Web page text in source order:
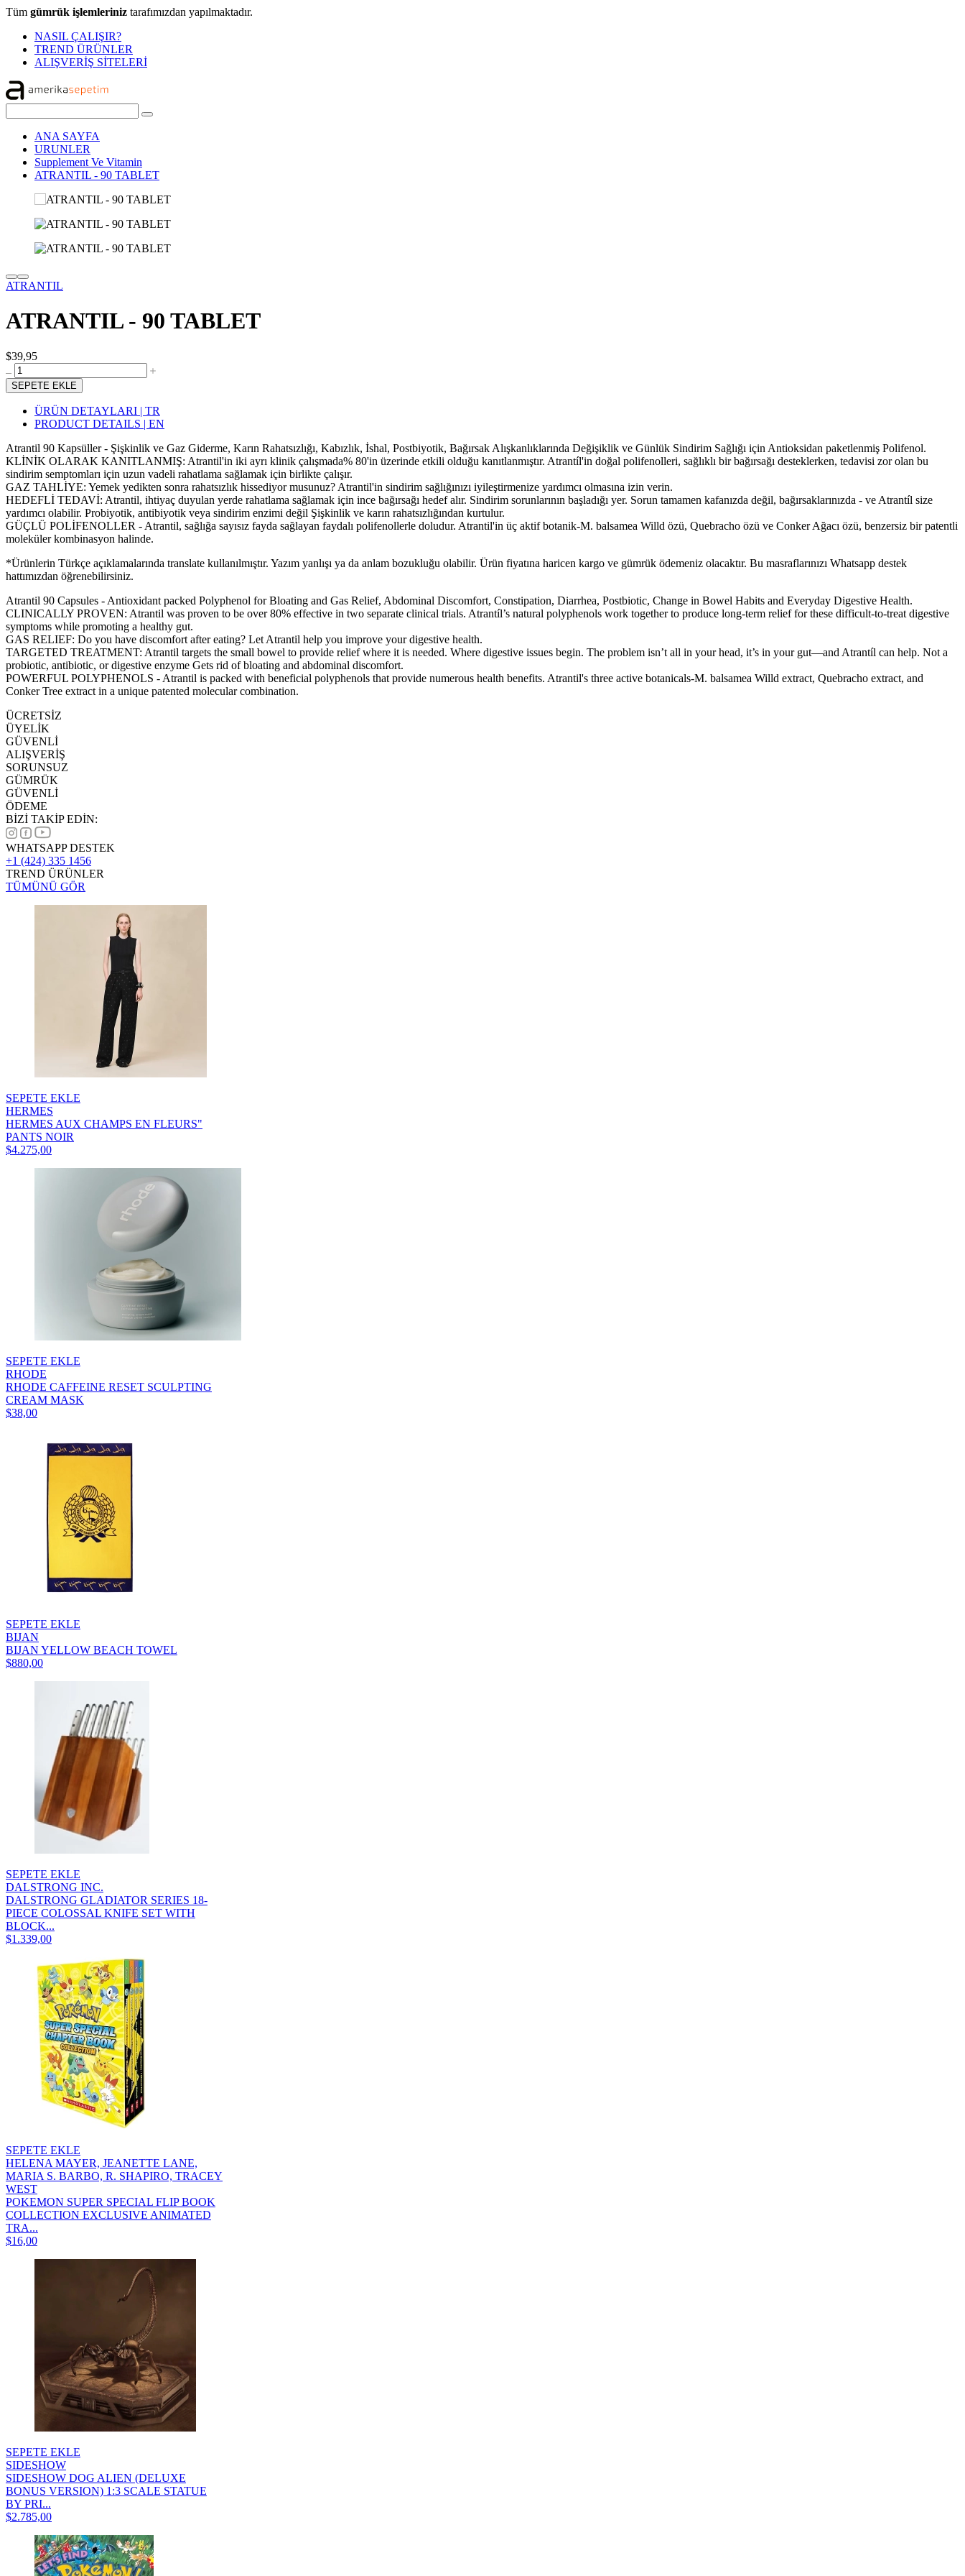
Tüm gümrük işlemleriniz tarafımızdan yapılmaktadır.
NASIL ÇALIŞIR?
TREND ÜRÜNLER
ALIŞVERİŞ SİTELERİ
ANA SAYFA
URUNLER
Supplement Ve Vitamin
ATRANTIL - 90 TABLET
ATRANTIL
ATRANTIL - 90 TABLET
$39,95
SEPETE EKLE
ÜRÜN DETAYLARI | TR
PRODUCT DETAILS | EN
Atrantil 90 Kapsüller - Şişkinlik ve Gaz Giderme, Karın Rahatsızlığı, Kabızlık, İshal, Postbiyotik, Bağırsak Alışkanlıklarında Değişiklik ve Günlük Sindirim Sağlığı için Antioksidan paketlenmiş Polifenol.
KLİNİK OLARAK KANITLANMIŞ: Atrantil'in iki ayrı klinik çalışmada% 80'in üzerinde etkili olduğu kanıtlanmıştır. Atrantíl'in doğal polifenolleri, sağlıklı bir bağırsağı desteklerken, tedavisi zor olan bu
sindirim semptomları için uzun vadeli rahatlama sağlamak için birlikte çalışır.
GAZ TAHLİYE: Yemek yedikten sonra rahatsızlık hissediyor musunuz? Atrantil'in sindirim sağlığınızı iyileştirmenize yardımcı olmasına izin verin.
HEDEFLİ TEDAVİ: Atrantil, ihtiyaç duyulan yerde rahatlama sağlamak için ince bağırsağı hedef alır. Sindirim sorunlarının başladığı yer. Sorun tamamen kafanızda değil, bağırsaklarınızda - ve Atrantíl size
yardımcı olabilir. Probiyotik, antibiyotik veya sindirim enzimi değil Şişkinlik ve karın rahatsızlığından kurtulur.
GÜÇLÜ POLİFENOLLER - Atrantil, sağlığa sayısız fayda sağlayan faydalı polifenollerle doludur. Atrantil'in üç aktif botanik-M. balsamea Willd özü, Quebracho özü ve Conker Ağacı özü, benzersiz bir patentli
moleküler kombinasyon halinde.
*Ürünlerin Türkçe açıklamalarında translate kullanılmıştır. Yazım yanlışı ya da anlam bozukluğu olabilir. Ürün fiyatına haricen kargo ve gümrük ödemeniz olacaktır. Bu masraflarınızı Whatsapp destek
hattımızdan öğrenebilirsiniz.
Atrantil 90 Capsules - Antioxidant packed Polyphenol for Bloating and Gas Relief, Abdominal Discomfort, Constipation, Diarrhea, Postbiotic, Change in Bowel Habits and Everyday Digestive Health.
CLINICALLY PROVEN: Atrantil was proven to be over 80% effective in two separate clinical trials. Atrantíl’s natural polyphenols work together to produce long-term relief for these difficult-to-treat digestive
symptoms while promoting a healthy gut.
GAS RELIEF: Do you have discomfort after eating? Let Atrantil help you improve your digestive health.
TARGETED TREATMENT: Atrantil targets the small bowel to provide relief where it is needed. Where digestive issues begin. The problem isn’t all in your head, it’s in your gut—and Atrantíl can help. Not a
probiotic, antibiotic, or digestive enzyme Gets rid of bloating and abdominal discomfort.
POWERFUL POLYPHENOLS - Atrantil is packed with beneficial polyphenols that provide numerous health benefits. Atrantil's three active botanicals-M. balsamea Willd extract, Quebracho extract, and
Conker Tree extract in a unique patented molecular combination.
ÜCRETSİZ
ÜYELİK
GÜVENLİ
ALIŞVERİŞ
SORUNSUZ
GÜMRÜK
GÜVENLİ
ÖDEME
BİZİ TAKİP EDİN:
WHATSAPP DESTEK
+1 (424) 335 1456
TREND ÜRÜNLER
TÜMÜNÜ GÖR
SEPETE EKLE
HERMES
HERMES AUX CHAMPS EN FLEURS"
PANTS NOIR
$4.275,00
SEPETE EKLE
RHODE
RHODE CAFFEINE RESET SCULPTING
CREAM MASK
$38,00
SEPETE EKLE
BIJAN
BIJAN YELLOW BEACH TOWEL
$880,00
SEPETE EKLE
DALSTRONG INC.
DALSTRONG GLADIATOR SERIES 18-
PIECE COLOSSAL KNIFE SET WITH
BLOCK...
$1.339,00
SEPETE EKLE
HELENA MAYER, JEANETTE LANE,
MARIA S. BARBO, R. SHAPIRO, TRACEY
WEST
POKEMON SUPER SPECIAL FLIP BOOK
COLLECTION EXCLUSIVE ANIMATED
TRA...
$16,00
SEPETE EKLE
SIDESHOW
SIDESHOW DOG ALIEN (DELUXE
BONUS VERSION) 1:3 SCALE STATUE
BY PRI...
$2.785,00